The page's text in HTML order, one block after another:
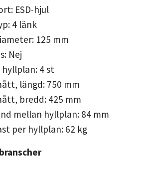
ESD-hjul
4 länk
125 mm
Nej
4 st
längd: 750 mm
bredd: 425 mm
mellan hyllplan: 84 mm
per hyllplan: 62 kg